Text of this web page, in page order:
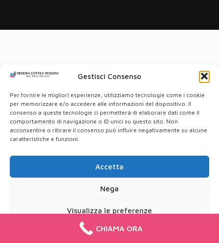
Gestisci Consenso
Per fornire le migliori esperienze, utilizziamo tecnologie come i cookie
per memorizzare e/o accedere alle informazioni del dispositivo. Il
consenso a queste tecnologie ci permetterà di elaborare dati come il
comportamento di navigazione o ID unici su questo sito. Non
acconsentire o ritirare il consenso può influire negativamente su alcune
caratteristiche e funzioni.
Accetta
Nega
Visualizza le preferenze
Cookie PolicyPrivacy Policy
CHIAMA ORA